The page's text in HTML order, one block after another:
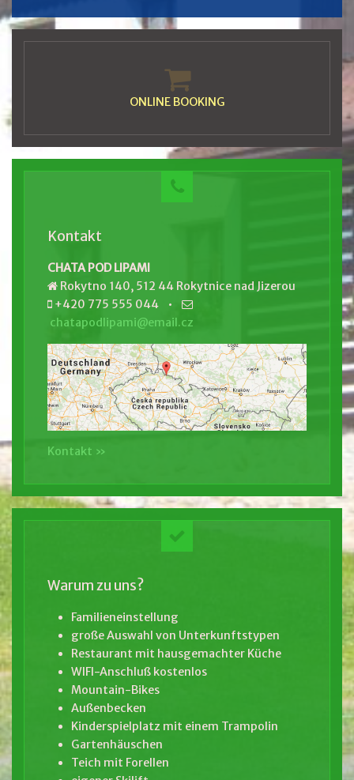
ONLINE BOOKING
Kontakt
CHATA POD LIPAMI
Rokytno 140, 512 44 Rokytnice nad Jizerou
+420 775 555 044 •
chatapodlipami@email.cz
Kontakt »
Warum zu uns?
Familieneinstellung
große Auswahl von Unterkunftstypen
Restaurant mit hausgemachter Küche
WIFI-Anschluß kostenlos
Mountain-Bikes
Außenbecken
Kinderspielplatz mit einem Trampolin
Gartenhäuschen
Teich mit Forellen